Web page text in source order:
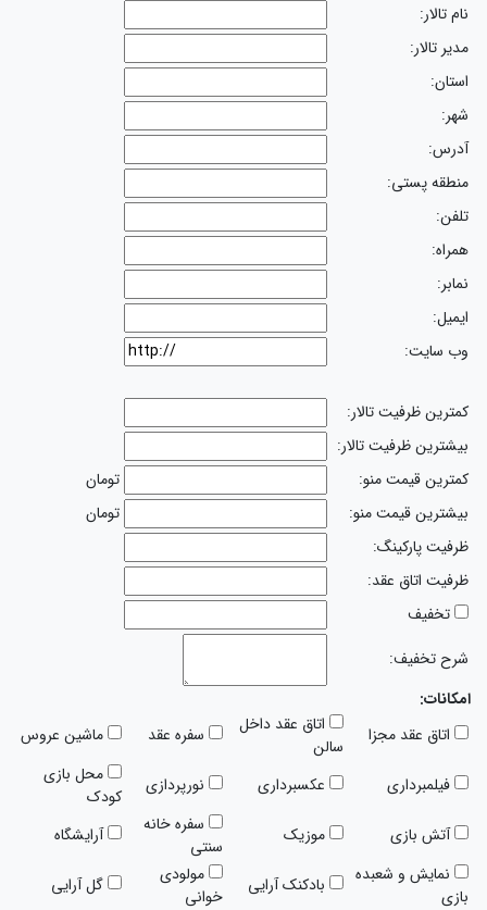
نام تالار:
مدیر تالار:
استان:
شهر:
آدرس:
منطقه پستی:
تلفن:
همراه:
نمابر:
ایمیل:
وب سایت:
کمترین ظرفیت تالار:
بیشترین ظرفیت تالار:
کمترین قیمت منو:
تومان
بیشترین قیمت منو:
تومان
ظرفیت پارکینگ:
ظرفیت اتاق عقد:
تخفیف
شرح تخفیف:
امکانات:
اتاق عقد مجزا
اتاق عقد داخل
سالن
سفره عقد ماشین عروس
فیلمبرداری عکسبرداری نورپردازی
محل بازی
کودک
آتش بازی
موزیک
سفره خانه
سنتی
آرایشگاه
نمایش و شعبده
بازی
بادکنک آرایی
مولودی
خوانی
گل آرایی